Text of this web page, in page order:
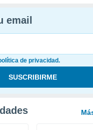
email
de privacidad.